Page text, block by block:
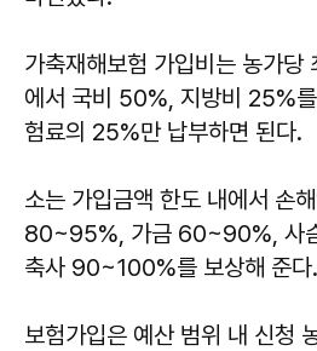
가축재해보험 가입비는 농가
에서 국비 50%, 지방비 25%
험료의 25%만 납부하면 된다.
소는 가입금액 한도 내에서 손
80~95%, 가금 60~90%, 사
축사 90~100%를 보상해 준다.
보험가입은 예산 범위 내 신청